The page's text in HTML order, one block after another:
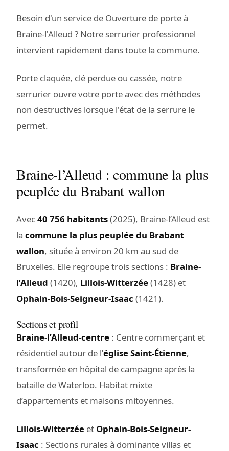
Besoin d'un service de Ouverture de porte à
Braine-l'Alleud ? Notre serrurier professionnel
intervient rapidement dans toute la commune.
Porte claquée, clé perdue ou cassée, notre
serrurier ouvre votre porte avec des méthodes
non destructives lorsque l'état de la serrure le
permet.
Braine-l’Alleud : commune la plus
peuplée du Brabant wallon
Avec40 756 habitants(2025), Braine-l’Alleud est
la commune la plus peuplée du Brabant
wallon, située à environ 20 km au sud de
Bruxelles. Elle regroupe trois sections : Braine-
l’Alleud (1420), Lillois-Witterzée(1428) et
Ophain-Bois-Seigneur-Isaac (1421).
Sections et profil
Braine-l’Alleud-centre : Centre commerçant et
résidentiel autour de l’église Saint-Étienne,
transformée en hôpital de campagne après la
bataille de Waterloo. Habitat mixte
d’appartements et maisons mitoyennes.
Lillois-Witterzée et Ophain-Bois-Seigneur-
Isaac : Sections rurales à dominante villas et